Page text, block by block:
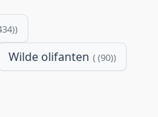
Wilde olifanten (90)